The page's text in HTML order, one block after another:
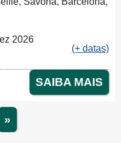
2026
(+ datas)
SAIBA MAIS
»